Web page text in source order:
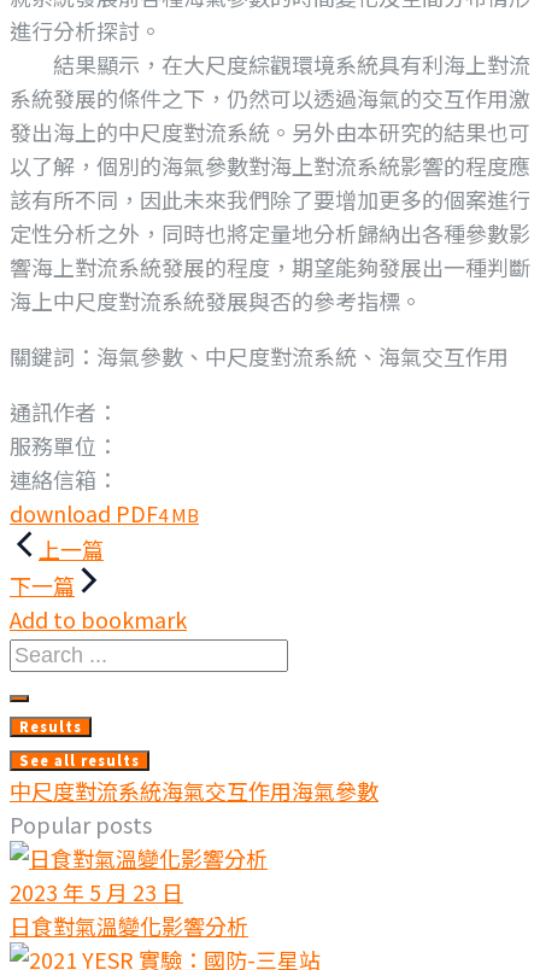
進行分析探討。
結果顯示，在大尺度綜觀環境系統具有利海上對流
系統發展的條件之下，仍然可以透過海氣的交互作用激
發出海上的中尺度對流系統。另外由本研究的結果也可
以了解，個別的海氣參數對海上對流系統影響的程度應
該有所不同，因此未來我們除了要增加更多的個案進行
定性分析之外，同時也將定量地分析歸納出各種參數影
響海上對流系統發展的程度，期望能夠發展出一種判斷
海上中尺度對流系統發展與否的參考指標。
關鍵詞：海氣參數、中尺度對流系統、海氣交互作用
通訊作者：
服務單位：
連絡信箱：
download PDF4 MB
文
章
導
覽
上一篇
下一篇
Add to bookmark
Search
Results
See all results
中尺度對流系統海氣交互作用海氣參數
Popular posts
2023 年 5 月 23 日
日食對氣溫變化影響分析